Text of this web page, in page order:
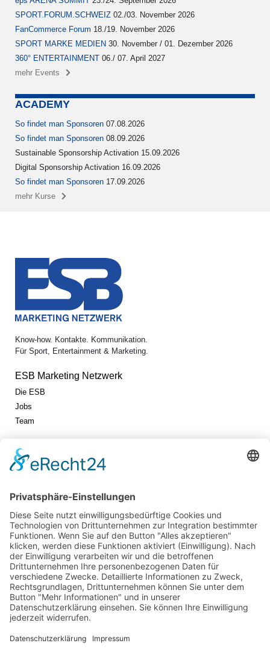
SPORT.FORUM.SCHWEIZ 02./03. November 2026
FanCommerce Forum 18./19. November 2026
SPORT MARKE MEDIEN 30. November / 01. Dezember 2026
360° ENTERTAINMENT 06./ 07. April 2027
mehr Events
ACADEMY
So findet man Sponsoren 07.08.2026
So findet man Sponsoren 08.09.2026
Sustainable Sponsorship Activation 15.09.2026
Digital Sponsorship Activation 16.09.2026
So findet man Sponsoren 17.09.2026
mehr Kurse
Know-how. Kontakte. Kommunikation.
Für Sport, Entertainment & Marketing.
ESB Marketing Netzwerk
Die ESB
Jobs
Team
Jetzt vernetzen!
Die ESB auf LinkedIn
Newsletter abonnieren
Events
360° ENTERTAINMENT
eps ARENA SUMMIT
FANCOMMERCE FORUM
MARKENFESTIVAL
Markenforum
SCHWEIZER MARKENKONGRESS